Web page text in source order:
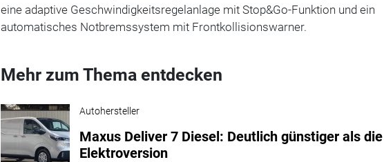
eine adaptive Geschwindigkeitsregelanlage mit Stop&Go-Funktion und ein
automatisches Notbremssystem mit Frontkollisionswarner.
Mehr zum Thema entdecken
Autohersteller
Maxus Deliver 7 Diesel: Deutlich günstiger als die
Elektroversion